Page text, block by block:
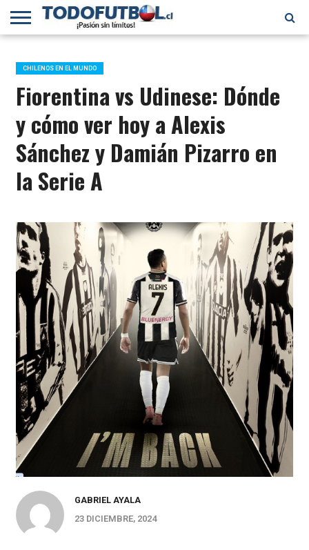
PRIMERA
B
SELECCIÓN
CHILENA
CHILENOS
EN EL
MUNDO
FÚTBOL
INTERNACIONAL
CHILENOS EN EL MUNDO
Fiorentina vs Udinese: Dónde
y cómo ver hoy a Alexis
Sánchez y Damián Pizarro en
la Serie A
GABRIEL AYALA
23 DICIEMBRE, 2024